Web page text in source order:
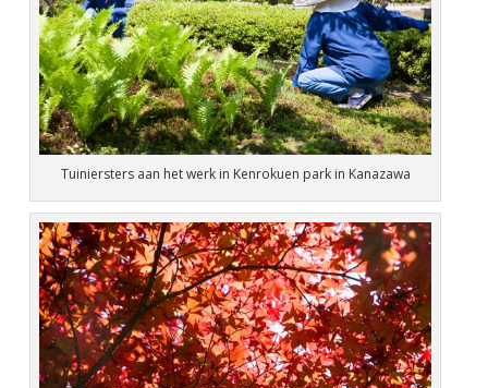
Tuiniersters aan het werk in Kenrokuen park in Kanazawa